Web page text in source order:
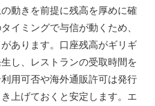
動きを前提に残高を厚めに確
イミングで与信が動くため、
あります。口座残高がギリギ
し、レストランの受取時間を
用可否や海外通販許可は発行
上げておくと安定します。エ